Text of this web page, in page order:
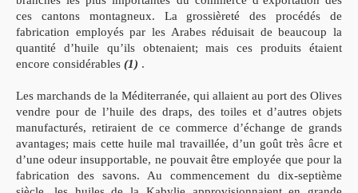
ces cantons montagneux. La grossièreté des procédés de
fabrication employés par les Arabesréduisait de beaucoup la
quantité d’huile qu’ils obtenaient; mais cesproduits étaient
encore considérables (1) .
Les marchands de la Méditerranée, qui allaient au port des Olives
vendre pour de l’huile des draps, des toiles et d’autres objets
manufacturés, retiraient de ce commerce d’échange de grands
avantages; mais cette huile mal travaillée, d’un goût très âcre et
d’une odeurinsupportable, ne pouvait être employée que pour la
fabrication des savons. Au commencement du dix-septième